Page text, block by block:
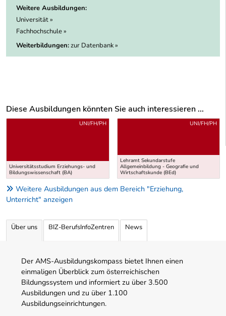
Weitere Ausbildungen:
Universität »
Fachhochschule »
Weiterbildungen:zur Datenbank »
Diese Ausbildungen könnten Sie auch interessieren ...
Uber weitere Ausbildungsvorschläge
Universitätsstudium Erziehungs- und
Bildungswissenschaft (BA)
UNI/FH/PH
Lehramt Sekundarstufe
Allgemeinbildung - Geografie und
Wirtschaftskunde (BEd)
UNI/FH/PH
Weitere Ausbildungen aus dem Bereich "Erziehung,
Unterricht" anzeigen
Über uns BIZ-BerufsInfoZentren News
Der AMS-Ausbildungskompass bietet Ihnen einen
einmaligen Überblick zum österreichischen
Bildungssystem und informiert zu über 3.500
Ausbildungen und zu über 1.100
Ausbildungseinrichtungen.